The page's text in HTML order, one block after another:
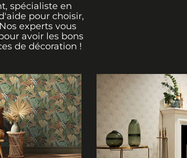
spécialiste en
pour choisir,
experts vous
avoir les bons
de décoration !